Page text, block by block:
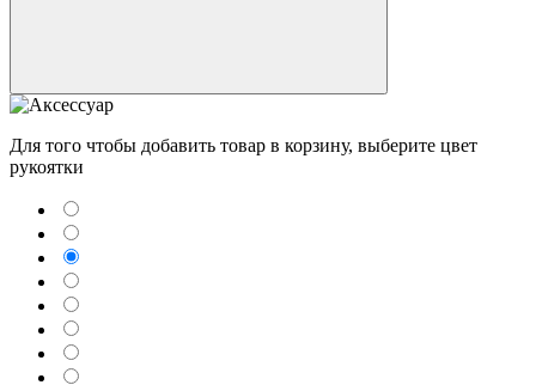
Для того чтобы добавить товар в корзину, выберите цвет
рукоятки
Telegram